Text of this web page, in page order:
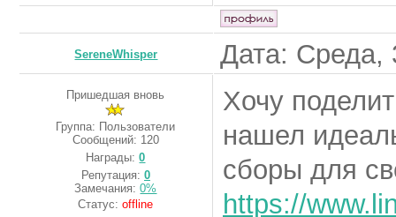
SereneWhisper Дата: Среда,
Пришедшая вновь
Группа: Пользователи
Сообщений: 120
Награды:0
Репутация: 0
Замечания:0%
Статус:offline
Хочу
нашел
сборы для
https://